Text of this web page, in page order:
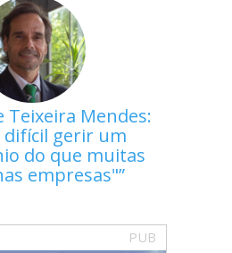
Teixeira Mendes:
difícil gerir um
do que muitas
empresas"
PUB